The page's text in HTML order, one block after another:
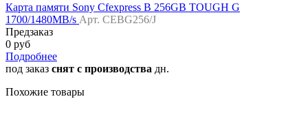
Карта памяти Sony Cfexpress B 256GB TOUGH G
1700/1480MB/s Арт. CEBG256/J
Предзаказ
0 руб
Подробнее
под заказ снят с производства дн.
Похожие товары